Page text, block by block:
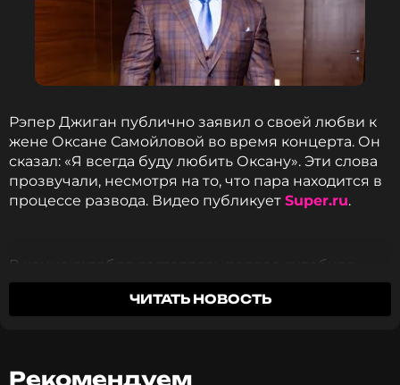
Рэпер Джиган публично заявил о своей любви к
жене Оксане Самойловой во время концерта. Он
сказал: «Я всегда буду любить Оксану». Эти слова
прозвучали, несмотря на то, что пара находится в
процессе развода. Видео публикует Super.ru.
В конце октября состоялось первое судебное
заседание по делу о разводе. На нем была только
Оксана Самойлова, а от Джигана присутствовал
ЧИТАТЬ НОВОСТЬ
Рекомендуем